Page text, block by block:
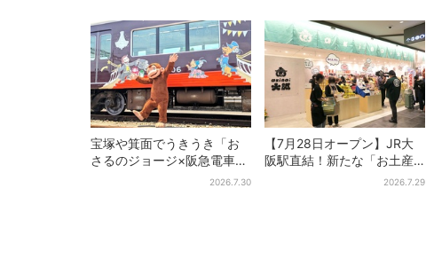
宝塚や箕面でうきうき「お
さるのジョージ×阪急電車」
お披露目！マルーンの制服
2026.7.30
【7月28日オープン】JR大
阪駅直結！新たな「お土産
ショップ」、銘菓バラ売り
2026.7.29